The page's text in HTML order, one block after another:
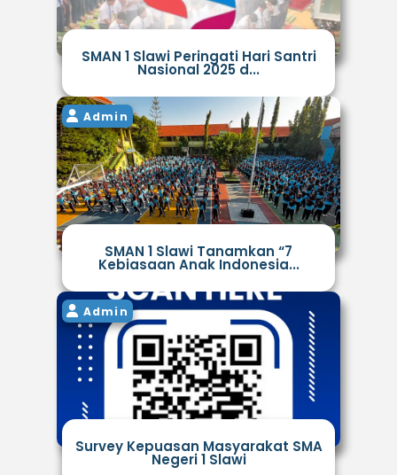
SMAN 1 Slawi Peringati Hari Santri
Nasional 2025 d...
Admin
SMAN 1 Slawi Tanamkan “7
Kebiasaan Anak Indonesia...
Admin
Survey Kepuasan Masyarakat SMA
Negeri 1 Slawi